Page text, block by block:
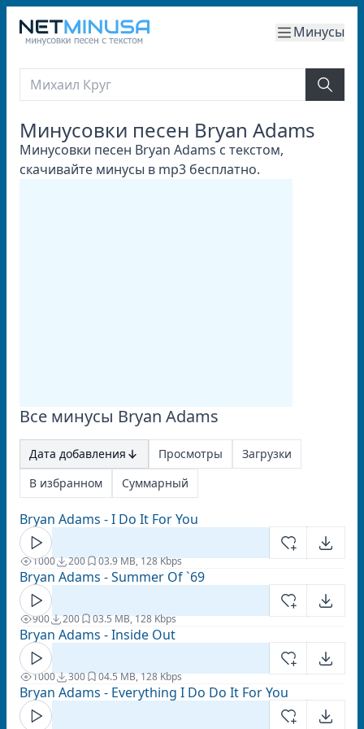
Минусы
Минусовки песен Bryan Adams
Минусовки песен Bryan Adams с текстом,
скачивайте минусы в mp3 бесплатно.
Все минусы Bryan Adams
Дата добавления Просмотры
Загрузки
В избранном
Суммарный
Bryan Adams - I Do It For You
1000 200 03.9 MB, 128 Kbps
Bryan Adams - Summer Of `69
900 200 03.5 MB, 128 Kbps
Bryan Adams - Inside Out
1000 300 04.5 MB, 128 Kbps
Bryan Adams - Everything I Do Do It For You